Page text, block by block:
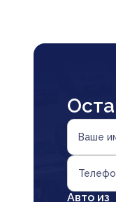
Ваше
Авто из